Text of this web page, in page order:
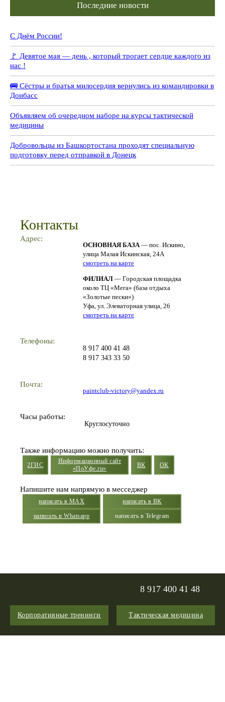
Последние новости
С Днём России!
🚩 Девятое мая — день , который трогает сердце каждого из
нас !
🚌 Сёстры и братья милосердия вернулись из командировки в
Донбасс
Объявляем об очередном наборе на курсы тактической
медицины
Добровольцы из Башкортостана проходят специальную
подготовку перед отправкой в Донецк
Контакты
Адрес:
ОСНОВНАЯ БАЗА— пос. Искино,
улица Малая Искинская, 24А
смотреть на карте
ФИЛИАЛ — Городская площадка
около ТЦ «Мега» (база отдыха
«Золотые пески»)
Уфа, ул. Элеваторная улица, 26
смотреть на карте
Телефоны:
8 917 400 41 48
8 917 343 33 50
Почта:
paintclub-victory@yandex.ru
Часы работы:
Круглосуточно
Также информацию можно получить:
2ГИС
Информационный сайт
«ПоУфе.ru»
ВК ОК
Напишите нам напрямую в месседжер
написать в MAX написать в ВК
написать в Whatsapp написать в Telegram
8 917 400 41 48
Корпоративные тренинги Тактическая медицина